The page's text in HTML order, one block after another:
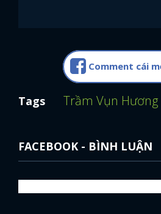
Comment cái
Tags Trầm Vụn Hương
FACEBOOK - BÌNH LUẬN